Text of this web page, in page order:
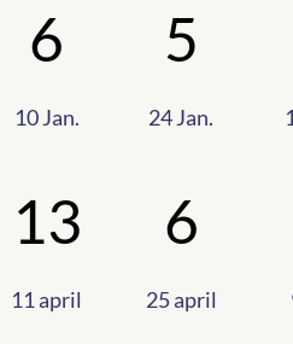
6
10 Jan.
5
24 Jan.
13
11 april
6
25 april